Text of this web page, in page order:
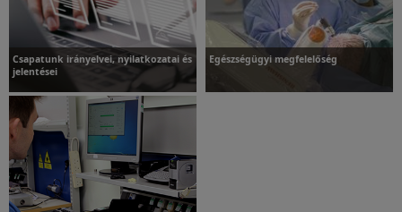
Csapatunk irányelvei, nyilatkozatai és
jelentései
Csapatunk irányelvei,
nyilatkozatai és jelentései
Egészségügyi megfelelőség